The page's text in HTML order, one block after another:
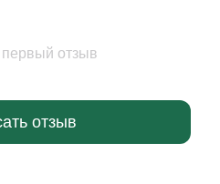
отзыв
отзыв